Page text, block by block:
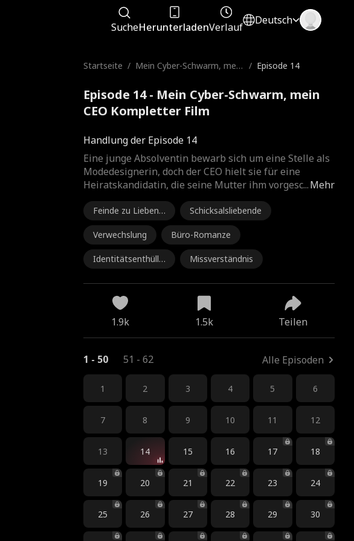
SucheHerunterladenVerlauf
Deutsch
Startseite / Mein Cyber-Schwarm, mein / Episode 14
Episode 14 - Mein Cyber-Schwarm, mein
CEO Kompletter Film
Handlung der Episode 14
Mehr
Eine junge Absolventin bewarb sich um eine Stelle als
Modedesignerin, doch der CEO hielt sie für eine
Heiratskandidatin, die seine Mutter ihm vorgesc...
Feinde zu Liebend
en
Schicksalsliebende
Verwechslung Büro-Romanze
Identitätsenthüllu
Missverständnis
1.9k 1.5k Teilen
1 - 50 51 - 62 Alle Episoden
1 2 3 4 5 6
7 8 9 10 11 12
13 14 15 16 17 18
19 20 21 22 23 24
25 26 27 28 29 30